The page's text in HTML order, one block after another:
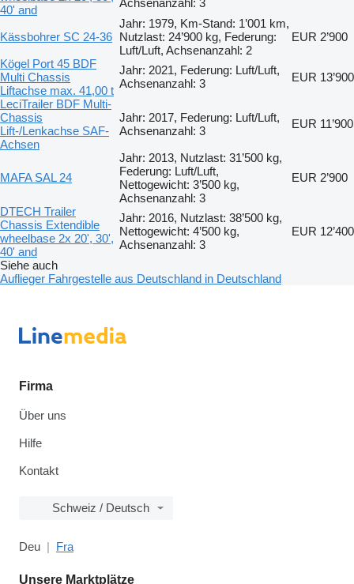
40' and
Kässbohrer SC 24-36
Jahr: 1979, Km-Stand: 1’001 km,
Nutzlast: 24’900 kg, Federung:
Luft/Luft, Achsenanzahl: 2
EUR 2’900
Kögel Port 45 BDF
Multi Chassis
Liftachse max. 41,00 t
Jahr: 2021, Federung: Luft/Luft,
Achsenanzahl: 3
EUR 13’900
LeciTrailer BDF Multi-
Chassis
Lift-/Lenkachse SAF-
Achsen
Jahr: 2017, Federung: Luft/Luft,
Achsenanzahl: 3
EUR 11’900
MAFA SAL 24
Jahr: 2013, Nutzlast: 31’500 kg,
Federung: Luft/Luft,
Nettogewicht: 3’500 kg,
Achsenanzahl: 3
EUR 2’900
DTECH Trailer
Chassis Extendible
wheelbase 2x 20', 30',
40' and
Jahr: 2016, Nutzlast: 38’500 kg,
Nettogewicht: 4’500 kg,
Achsenanzahl: 3
EUR 12’400
Siehe auch
Auflieger Fahrgestelle aus Deutschland in Deutschland
Firma
Über uns
Hilfe
Kontakt
Schweiz / Deutsch
Deu Fra
Unsere Marktplätze